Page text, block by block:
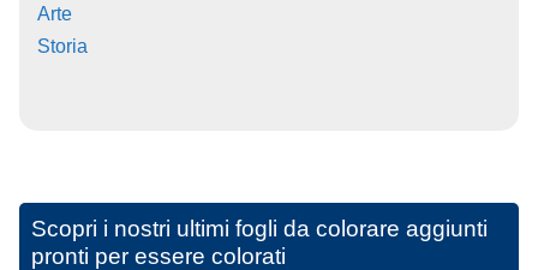
Arte
Storia
Scopri i nostri ultimi fogli da colorare aggiunti
pronti per essere colorati